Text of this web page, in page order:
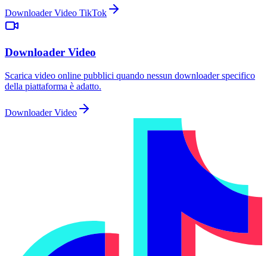
Downloader Video TikTok
Downloader Video
Scarica video online pubblici quando nessun downloader specifico
della piattaforma è adatto.
Downloader Video